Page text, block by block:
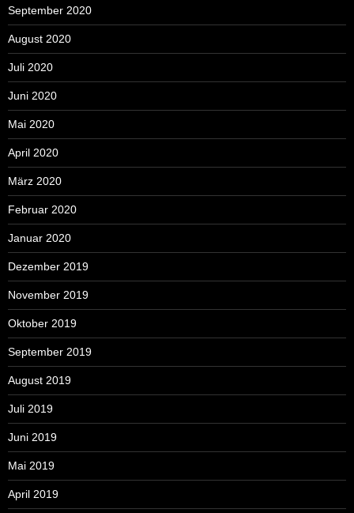
September 2020
August 2020
Juli 2020
Juni 2020
Mai 2020
April 2020
März 2020
Februar 2020
Januar 2020
Dezember 2019
November 2019
Oktober 2019
September 2019
August 2019
Juli 2019
Juni 2019
Mai 2019
April 2019